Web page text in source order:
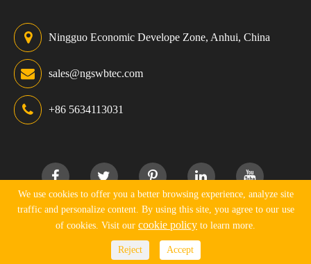
Ningguo Economic Develope Zone, Anhui, China
sales@ngswbtec.com
+86 5634113031
Derechos DE AUTOR ©Ningguo Swbtec Industry Co., Ltd.
Sitemap Política de privacidad
We use cookies to offer you a better browsing experience, analyze site
traffic and personalize content. By using this site, you agree to our use
of cookies. Visit our cookie policy to learn more.
Reject Accept